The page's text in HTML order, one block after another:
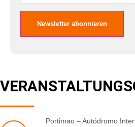
Portimao – Autódromo